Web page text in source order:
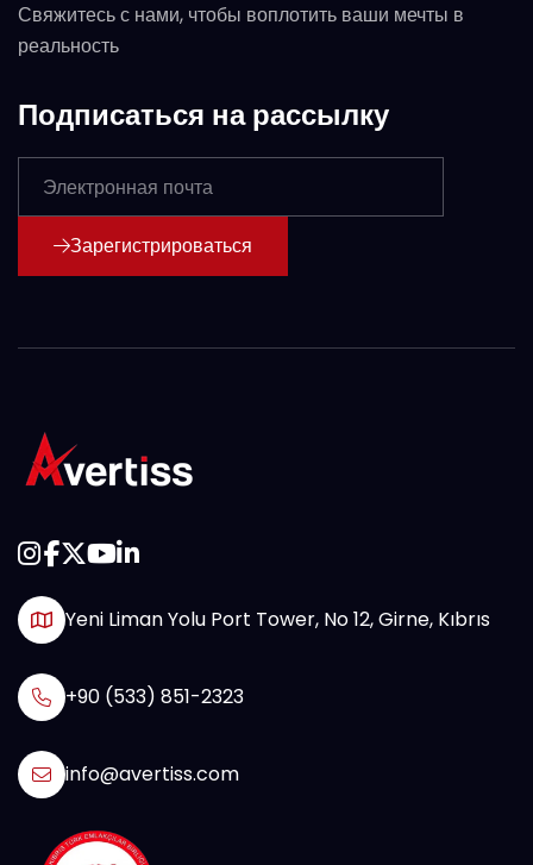
Свяжитесь с нами, чтобы воплотить ваши мечты в
реальность
Подписаться на рассылку
Зарегистрироваться
Yeni Liman Yolu Port Tower, No 12, Girne, Kıbrıs
+90 (533) 851-2323
info@avertiss.com